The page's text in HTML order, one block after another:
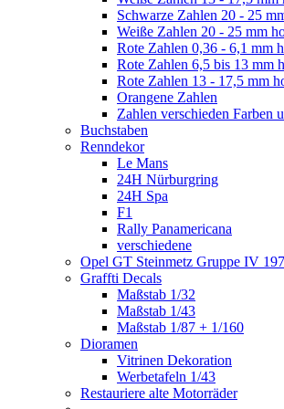
Schwarze Zahlen 20 - 25
Weiße Zahlen 20 - 25 mm
Rote Zahlen 0,36 - 6,1 mm
Rote Zahlen 6,5 bis 13 mm
Rote Zahlen 13 - 17,5 mm
Orangene Zahlen
Zahlen verschieden Farben
Buchstaben
Renndekor
Le Mans
24H Nürburgring
24H Spa
F1
Rally Panamericana
verschiedene
Opel GT Steinmetz Gruppe IV
Graffti Decals
Maßstab 1/32
Maßstab 1/43
Maßstab 1/87 + 1/160
Dioramen
Vitrinen Dekoration
Werbetafeln 1/43
Restauriere alte Motorräder